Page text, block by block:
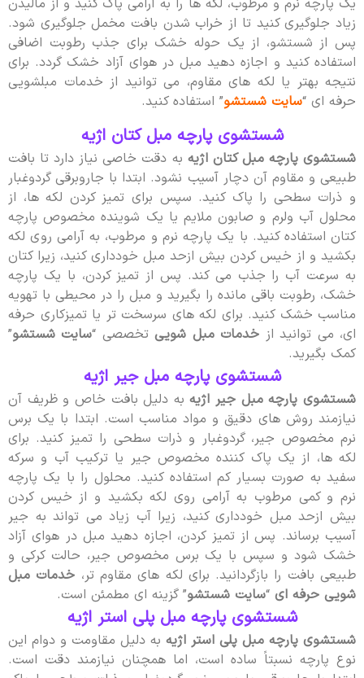
زیاد جلوگیری کنید تا از خراب شدن بافت مخمل جلوگیری شود.
پس از شستشو، از یک حوله خشک برای جذب رطوبت اضافی
استفاده کنید و اجازه دهید مبل در هوای آزاد خشک گردد. برای
نتیجه بهتر یا لکه های مقاوم، می توانید از خدمات مبلشویی
حرفه ای “ سایت شستشو” استفاده کنید.
شستشوی پارچه مبل کتان اژیه
شستشوی پارچه مبل کتان اژیه به دقت خاصی نیاز دارد تا بافت
طبیعی و مقاوم آن دچار آسیب نشود. ابتدا با جاروبرقی گردوغبار
و ذرات سطحی را پاک کنید. سپس برای تمیز کردن لکه ها، از
محلول آب ولرم و صابون ملایم یا یک شوینده مخصوص پارچه
کتان استفاده کنید. با یک پارچه نرم و مرطوب، به آرامی روی لکه
بکشید و از خیس کردن بیش ازحد مبل خودداری کنید، زیرا کتان
به سرعت آب را جذب می کند. پس از تمیز کردن، با یک پارچه
خشک، رطوبت باقی مانده را بگیرید و مبل را در محیطی با تهویه
مناسب خشک کنید. برای لکه های سرسخت تر یا تمیزکاری حرفه
ای، می توانید از خدمات مبل شوییتخصصی “ سایت شستشو”
کمک بگیرید.
شستشوی پارچه مبل جیر اژیه
شستشوی پارچه مبل جیر اژیه به دلیل بافت خاص و ظریف آن
نیازمند روش های دقیق و مواد مناسب است. ابتدا با یک برس
نرم مخصوص جیر، گردوغبار و ذرات سطحی را تمیز کنید. برای
لکه ها، از یک پاک کننده مخصوص جیر یا ترکیب آب و سرکه
سفید به صورت بسیار کم استفاده کنید. محلول را با یک پارچه
نرم و کمی مرطوب به آرامی روی لکه بکشید و از خیس کردن
بیش ازحد مبل خودداری کنید، زیرا آب زیاد می تواند به جیر
آسیب برساند. پس از تمیز کردن، اجازه دهید مبل در هوای آزاد
خشک شود و سپس با یک برس مخصوص جیر، حالت کرکی و
طبیعی بافت را بازگردانید. برای لکه های مقاوم تر، خدمات مبل
شویی حرفه ای“ سایت شستشو” گزینه ای مطمئن است.
شستشوی پارچه مبل پلی‌ استر اژیه
شستشوی پارچه مبل پلی استر اژیهبه دلیل مقاومت و دوام این
نوع پارچه نسبتاً ساده است، اما همچنان نیازمند دقت است.